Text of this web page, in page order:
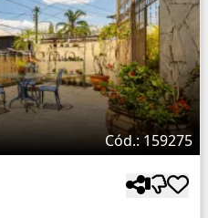
Cód.: 159275